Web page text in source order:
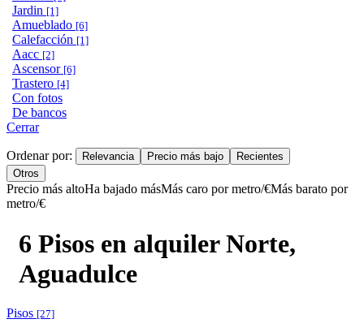
Jardin [1]
Amueblado [6]
Calefacción [1]
Aacc [2]
Ascensor [6]
Trastero [4]
Con fotos
De bancos
Cerrar
Ordenar por: Relevancia Precio más bajo
Recientes
Otros
Precio más altoHa bajado másMás caro por metro/€Más barato por
metro/€
6 Pisos en alquiler Norte,
Aguadulce
Pisos [27]